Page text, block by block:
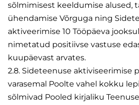
sõlmimisest keeldumise alused,
ühendamise Võrguga ning
aktiveerimise 10 Tööpäeva
nimetatud positiivse vastuse
kuupäevast arvates.
2.8. Sideteenuse aktiviseerimise
varasemal Poolte vahel kokku
sõlmivad Pooled kirjaliku